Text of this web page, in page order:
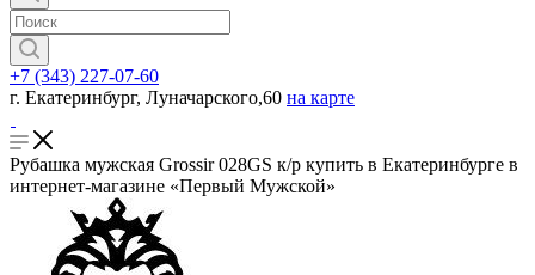
+7 (343) 227-07-60
г. Екатеринбург, Луначарского,60 на карте
Рубашка мужская Grossir 028GS к/р купить в Екатеринбурге в
интернет-магазине «Первый Мужской»